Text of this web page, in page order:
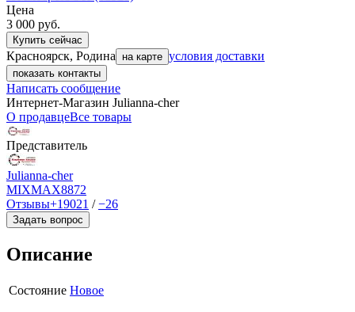
Цена
3 000 руб.
Купить сейчас
Красноярск, Родина на карте условия доставки
показать контакты
Написать сообщение
Интернет-Магазин Julianna-cher
О продавцеВсе товары
Представитель
Julianna-cher
MIXMAX8872
Отзывы+19021 /−26
Задать вопрос
Описание
Состояние Новое